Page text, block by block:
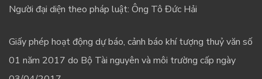
Người đại diện theo pháp luật: Ông Tô Đức Hải
Giấy phép hoạt động dự báo, cảnh báo khí tượng thuỷ văn số
01 năm 2017 do Bộ Tài nguyên và môi trường cấp ngày